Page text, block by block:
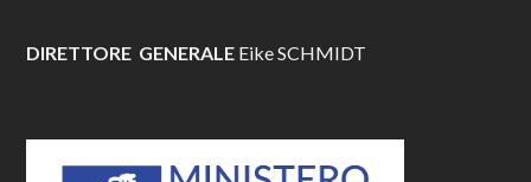
DIRETTORE GENERALE Eike SCHMIDT